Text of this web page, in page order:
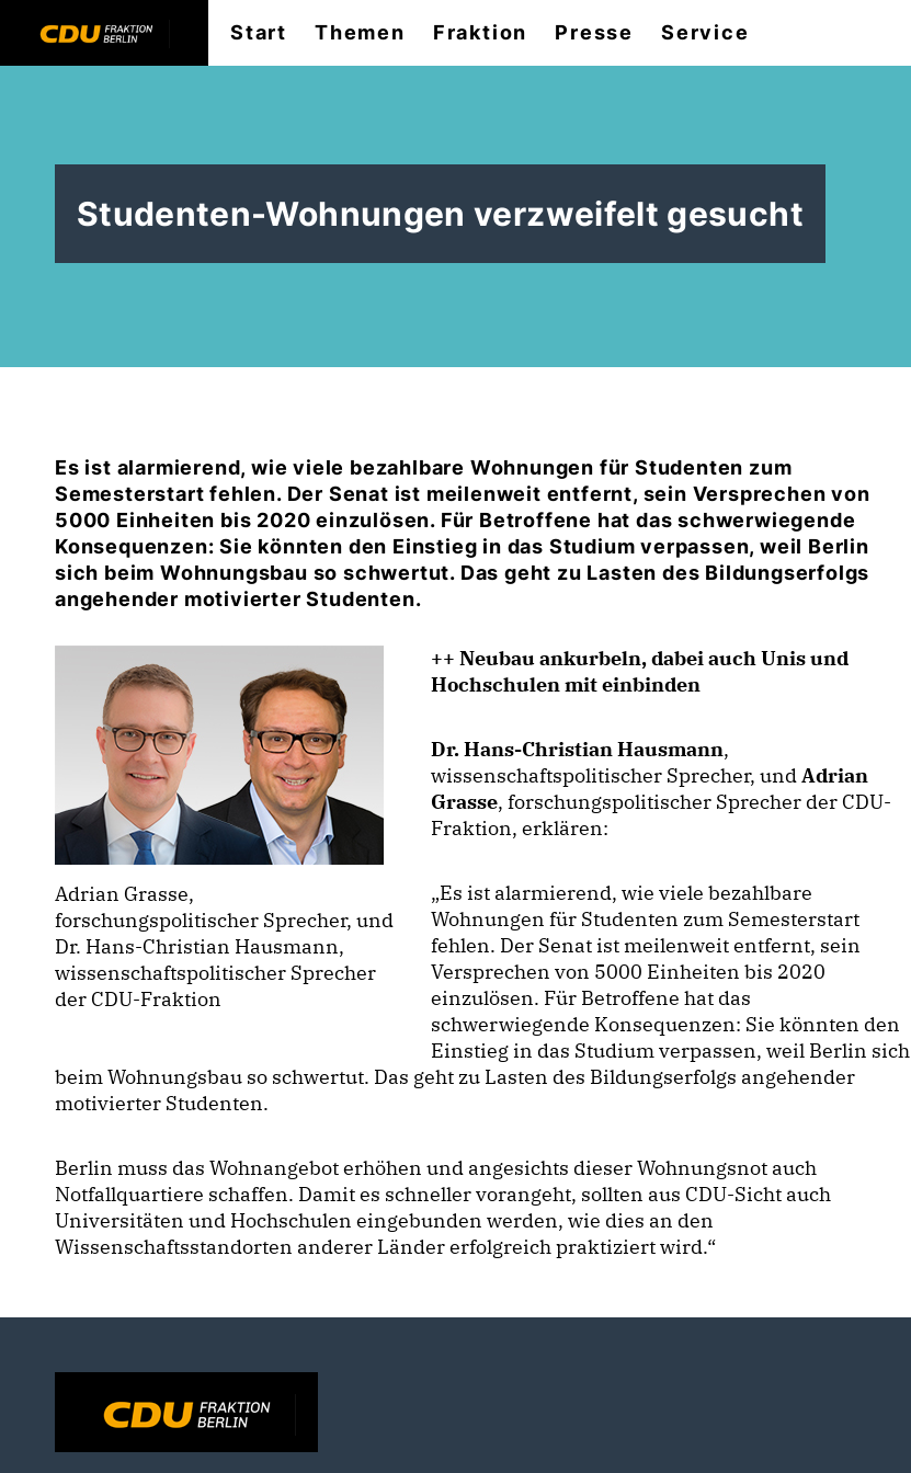
Start Themen Fraktion Presse Service
Studenten-Wohnungen verzweifelt gesucht
Es ist alarmierend, wie viele bezahlbare Wohnungen für Studenten zum
Semesterstart fehlen. Der Senat ist meilenweit entfernt, sein Versprechen von
5000 Einheiten bis 2020 einzulösen. Für Betroffene hat das schwerwiegende
Konsequenzen: Sie könnten den Einstieg in das Studium verpassen, weil Berlin
sich beim Wohnungsbau so schwertut. Das geht zu Lasten des Bildungserfolgs
angehender motivierter Studenten.
Adrian Grasse,
forschungspolitischer Sprecher, und
Dr. Hans-Christian Hausmann,
wissenschaftspolitischer Sprecher
der CDU-Fraktion
++ Neubau ankurbeln, dabei auch Unis und
Hochschulen mit einbinden
Dr. Hans-Christian Hausmann,
wissenschaftspolitischer Sprecher, undAdrian
Grasse, forschungspolitischer Sprecher der CDU-
Fraktion, erklären:
Es ist alarmierend, wie viele bezahlbare
Wohnungen für Studenten zum Semesterstart
fehlen. Der Senat ist meilenweit entfernt, sein
Versprechen von 5000 Einheiten bis 2020
einzulösen. Für Betroffene hat das
schwerwiegende Konsequenzen: Sie könnten den
Einstieg in das Studium verpassen, weil Berlin sich
beim Wohnungsbau so schwertut. Das geht zu Lasten des Bildungserfolgs angehender
motivierter Studenten.
Berlin muss das Wohnangebot erhöhen und angesichts dieser Wohnungsnot auch
Notfallquartiere schaffen. Damit es schneller vorangeht, sollten aus CDU-Sicht auch
Universitäten und Hochschulen eingebunden werden, wie dies an den
Wissenschaftsstandorten anderer Länder erfolgreich praktiziert wird.“